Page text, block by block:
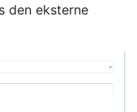
den eksterne